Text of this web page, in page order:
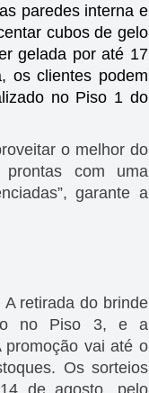
paredes interna e
cubos de gelo
gelada por até 17
os clientes podem
no Piso 1 do
o melhor do
com uma
garante a
retirada do brinde
no Piso 3, e a
promoção vai até o
Os sorteios
de agosto, pelo